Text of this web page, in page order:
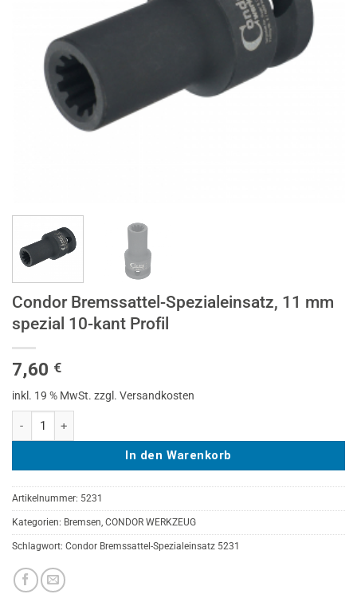
Condor Bremssattel-Spezialeinsatz, 11 mm
spezial 10-kant Profil
7,60 €
inkl. 19 % MwSt. zzgl. Versandkosten
In den Warenkorb
Artikelnummer: 5231
Kategorien: Bremsen, CONDOR WERKZEUG
Schlagwort: Condor Bremssattel-Spezialeinsatz 5231